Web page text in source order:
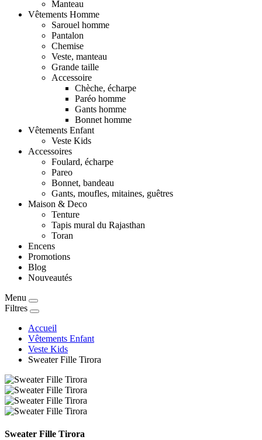
Manteau
Vêtements Homme
Sarouel homme
Pantalon
Chemise
Veste, manteau
Grande taille
Accessoire
Chèche, écharpe
Paréo homme
Gants homme
Bonnet homme
Vêtements Enfant
Veste Kids
Accessoires
Foulard, écharpe
Pareo
Bonnet, bandeau
Gants, moufles, mitaines, guêtres
Maison & Deco
Tenture
Tapis mural du Rajasthan
Toran
Encens
Promotions
Blog
Nouveautés
Menu
Filtres
Accueil
Vêtements Enfant
Veste Kids
Sweater Fille Tirora
Sweater Fille Tirora